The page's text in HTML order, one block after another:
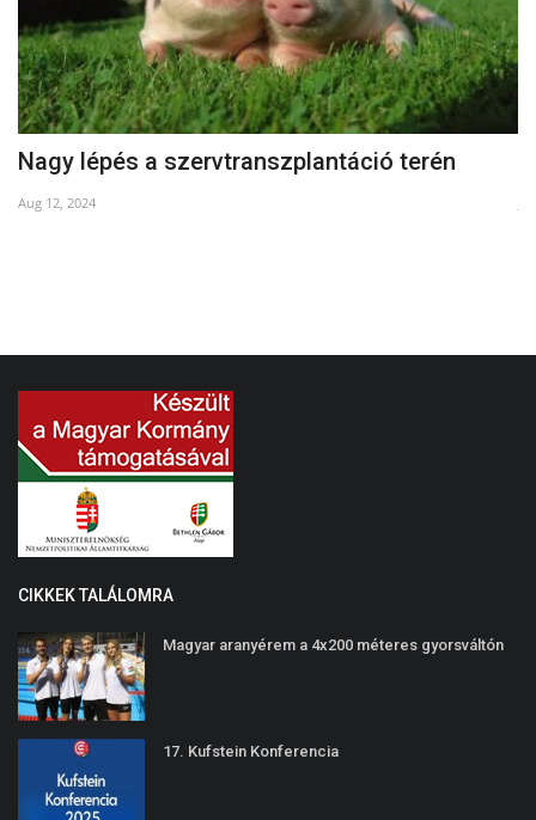
Nagy lépés a szervtranszplantáció terén
Aug 12, 2024
CIKKEK TALÁLOMRA
Magyar aranyérem a 4x200 méteres gyorsváltón
17. Kufstein Konferencia